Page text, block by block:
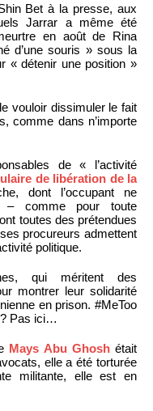
Bet à la presse, aux
Jarrar a même été
en août de Rina
d’une souris » sous la
« détenir une position »
vouloir dissimuler le fait
comme dans n’importe
de « l’activité
de libération de la
dont l’occupant ne
– comme pour toute
toutes des prétendues
procureurs admettent
politique.
qui méritent des
montrer leur solidarité
en prison. #MeToo
Pas ici…
Mays Abu Ghoshétait
elle a été torturée
militante, elle est en